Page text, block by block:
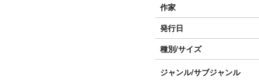
作家
発行日
種別/サイズ
ジャンル/サブジャンル